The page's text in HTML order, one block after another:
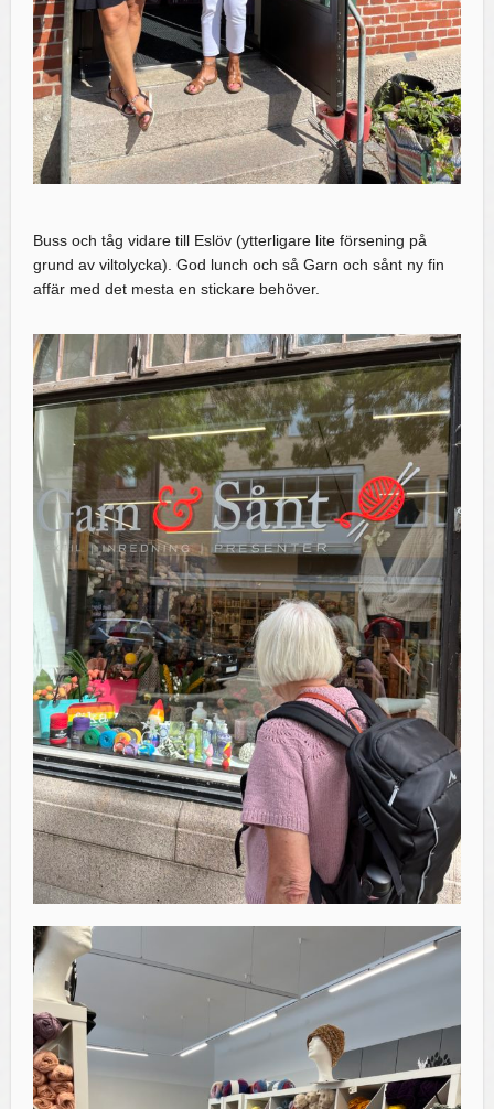
Buss och tåg vidare till Eslöv (ytterligare lite försening på
grund av viltolycka). God lunch och så Garn och sånt ny fin
affär med det mesta en stickare behöver.